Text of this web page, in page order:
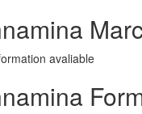
avaliable